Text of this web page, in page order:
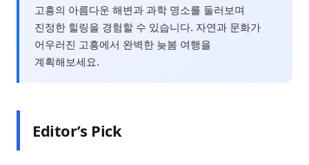
고흥의 아름다운 해변과 과학 명소를 둘러보며
진정한 힐링을 경험할 수 있습니다. 자연과 문화가
어우러진 고흥에서 완벽한 늦봄 여행을
계획해보세요.
Editor’s Pick